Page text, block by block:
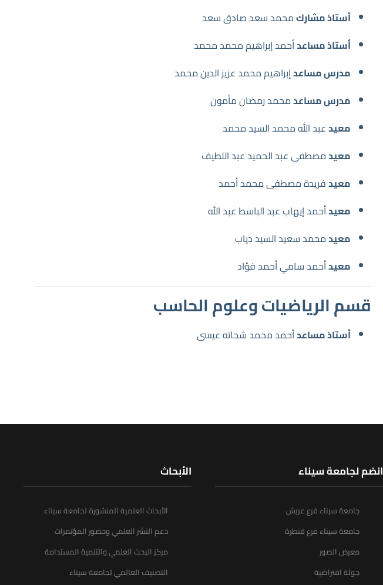
أستاذ مشاركمحمد سعد صادق سعد
أستاذ مساعدأحمد إبراهيم محمد محمد
مدرس مساعدإبراهيم محمد عزيز الدين محمد
مدرس مساعدمحمد رمضان مأمون
معيدعبد الله محمد السيد محمد
معيدمصطفى عبد الحميد عبد اللطيف
معيدفريدة مصطفى محمد أحمد
معيدأحمد إيهاب عبد الباسط عبد الله
معيدمحمد سعيد السيد دياب
معيدأحمد سامي أحمد فؤاد
قسم الرياضيات وعلوم الحاسب
أستاذ مساعدأحمد محمد شحاته عيسى
انضم لجامعة سيناء
جامعة سيناء فرع عريش
جامعة سيناء فرع قنطرة
معرض الصور
جولة افتراضية
الأبحاث
الأبحاث العلمية المنشورة لجامعة سيناء
دعم النشر العلمي وحضور المؤتمرات
مركز البحث العلمي والتنمية المستدامة
التصنيف العالمي لجامعة سيناء